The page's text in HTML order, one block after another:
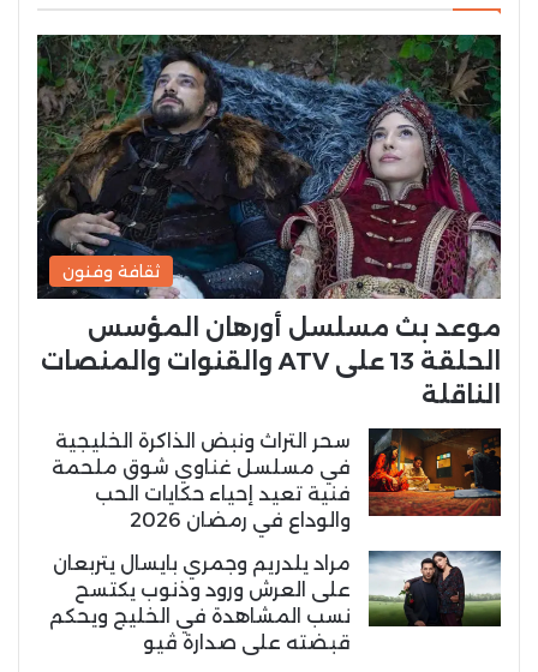
ثقافة وفنون
موعد بث مسلسل أورهان المؤسس
الحلقة 13 على ATV والقنوات والمنصات
الناقلة
سحر التراث ونبض الذاكرة الخليجية
في مسلسل غناوي شوق ملحمة
فنية تعيد إحياء حكايات الحب
والوداع في رمضان 2026
مراد يلدريم وجمري بايسال يتربعان
على العرش ورود وذنوب يكتسح
نسب المشاهدة في الخليج ويحكم
قبضته على صدارة ڤيو